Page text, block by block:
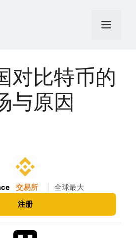
菜
对比特币的
与原因
交易所 全球最大
注册